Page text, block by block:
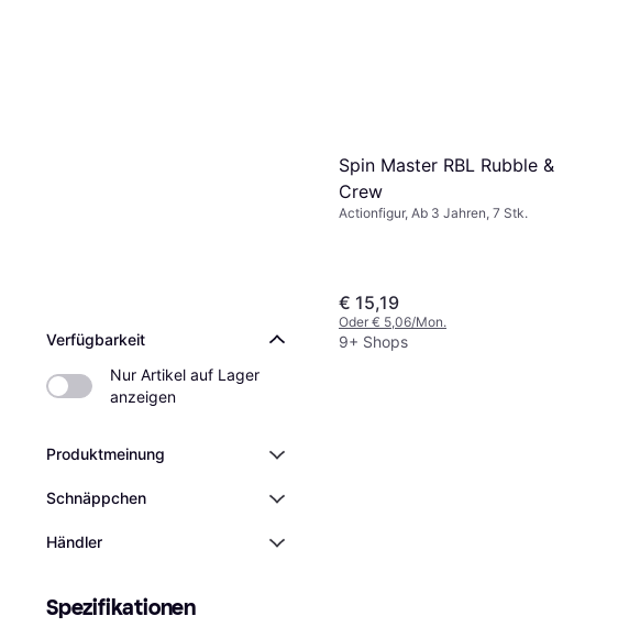
Verfügbarkeit
Nur Artikel auf Lager
anzeigen
Produktmeinung
Schnäppchen
Händler
Spezifikationen
Spin Master RBL Rubble &
Crew
Actionfigur, Ab 3 Jahren, 7 Stk.
€ 15,19
Oder € 5,06/Mon.
9+ Shops